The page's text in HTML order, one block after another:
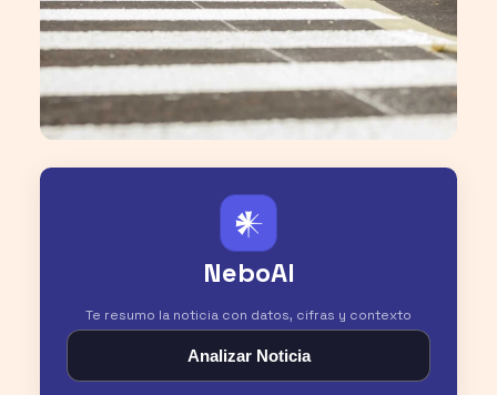
𒀭
NeboAI
Te resumo la noticia con datos, cifras y contexto
Analizar Noticia